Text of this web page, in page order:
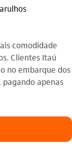
comodidade
Clientes Itaú
no embarque dos
apenas